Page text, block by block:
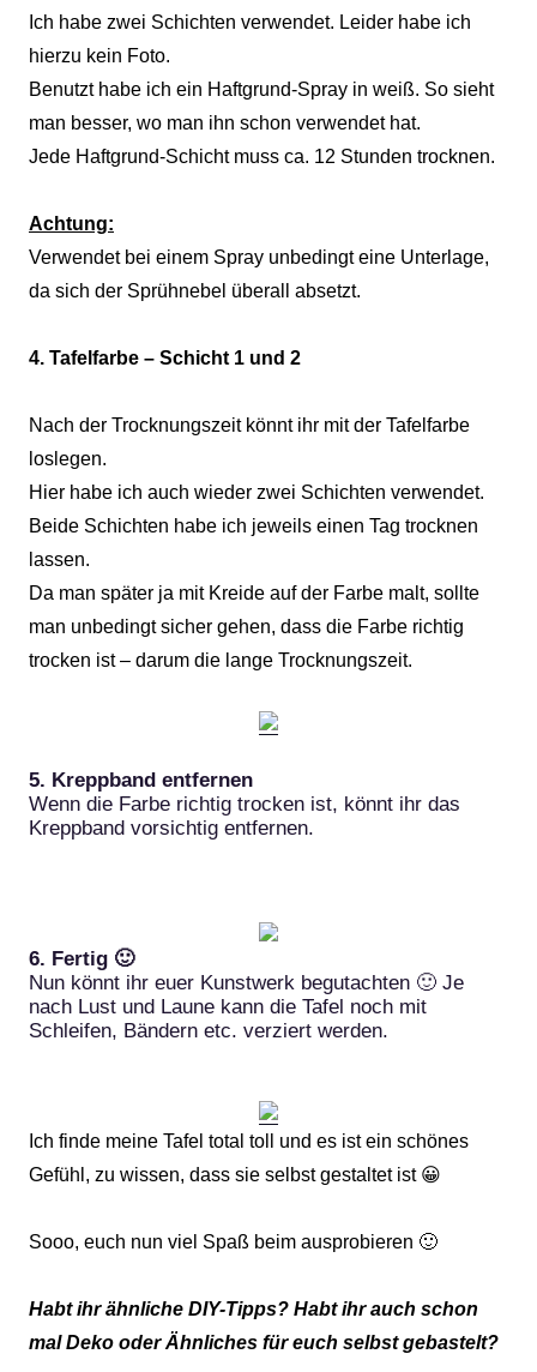
Ich habe zwei Schichten verwendet. Leider habe ich
hierzu kein Foto.
Benutzt habe ich ein Haftgrund-Spray in weiß. So sieht
man besser, wo man ihn schon verwendet hat.
Jede Haftgrund-Schicht muss ca. 12 Stunden trocknen.
Achtung:
Verwendet bei einem Spray unbedingt eine Unterlage,
da sich der Sprühnebel überall absetzt.
4. Tafelfarbe – Schicht 1 und 2
Nach der Trocknungszeit könnt ihr mit der Tafelfarbe
loslegen.
Hier habe ich auch wieder zwei Schichten verwendet.
Beide Schichten habe ich jeweils einen Tag trocknen
lassen.
Da man später ja mit Kreide auf der Farbe malt, sollte
man unbedingt sicher gehen, dass die Farbe richtig
trocken ist – darum die lange Trocknungszeit.
5. Kreppband entfernen
Wenn die Farbe richtig trocken ist, könnt ihr das
Kreppband vorsichtig entfernen.
6. Fertig 🙂
Nun könnt ihr euer Kunstwerk begutachten 🙂 Je
nach Lust und Laune kann die Tafel noch mit
Schleifen, Bändern etc. verziert werden.
Ich finde meine Tafel total toll und es ist ein schönes
Gefühl, zu wissen, dass sie selbst gestaltet ist 😀
Sooo, euch nun viel Spaß beim ausprobieren 🙂
Habt ihr ähnliche DIY-Tipps? Habt ihr auch schon
mal Deko oder Ähnliches für euch selbst gebastelt?